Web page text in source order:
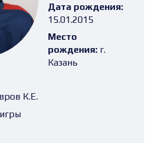
Дата рождения:
15.01.2015
Место
рождения: г.
Казань
К.Е.